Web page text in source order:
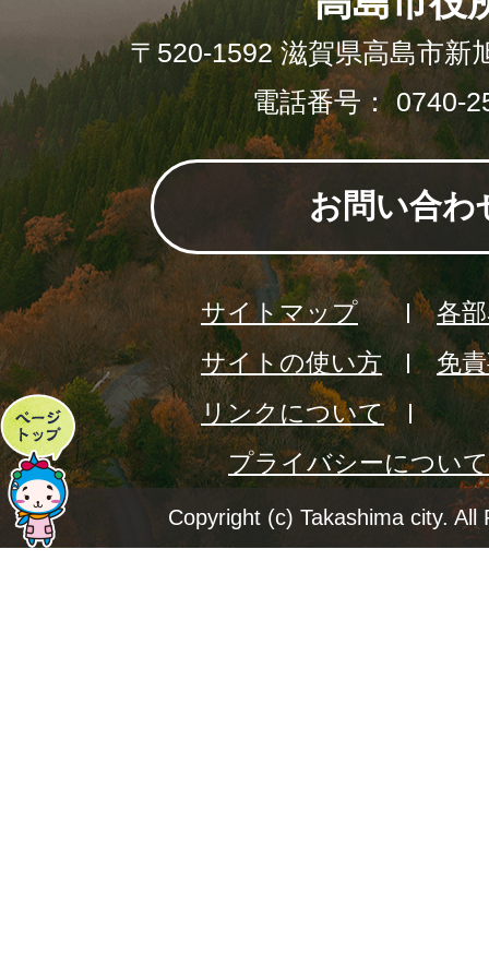
ペ
ー
ジ
〒520-1592 滋賀県高島市新
電話番号： 0740-
お問い合わ
サイトマップ
各
サイトの使い方
免
リンクについて
プライバシーについて
Copyright (c) Takashima city. All